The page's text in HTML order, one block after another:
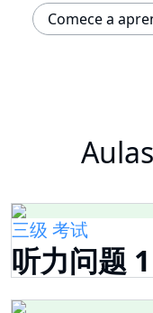
Comece a
三级 考试
听力问题 1